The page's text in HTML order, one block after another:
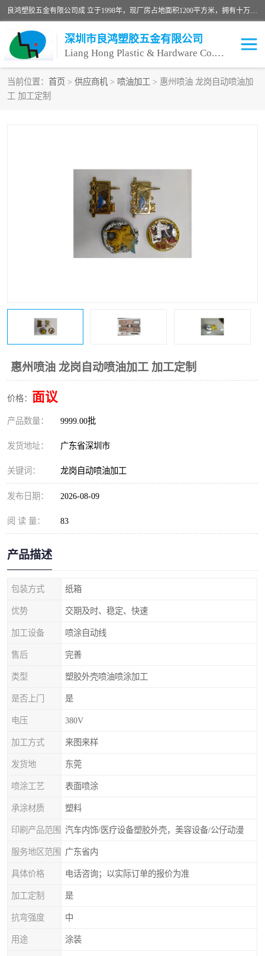
良鸿塑胶五金有限公司成 立于1998年，现厂房占地面积1200平方米，拥有十万级无尘车间，自动喷涂线1条，手动喷涂线2条，丝印移印滚印烫印拉线1条，本公司自建厂以来一直 以“顾客、品质、服务三个第一”为原则，从来货到处理、喷漆、烘烤、品检、包装等每一道工序都严格把持质量关，竭诚为广大朋友、客户服务。现如今已深得广 大客户信赖。
深圳市良鸿塑胶五金有限公司
Liang Hong Plastic & Hardware Co. Ltd
当前位置： 首页 > 供应商机 > 喷油加工 > 惠州喷油 龙岗自动喷油加
工 加工定制
惠州喷油 龙岗自动喷油加工 加工定制
价格： 面议
产品数量： 9999.00批
发货地址： 广东省深圳市
关键词： 龙岗自动喷油加工
发布日期： 2026-08-09
阅 读 量： 83
产品描述
包装方式 纸箱
优势 交期及时、稳定、快速
加工设备 喷涂自动线
售后 完善
类型 塑胶外壳喷油喷涂加工
是否上门 是
电压 380V
加工方式 来图来样
发货地 东莞
喷涂工艺 表面喷涂
承涂材质 塑料
印刷产品范围 汽车内饰/医疗设备塑胶外壳，美容设备/公仔动漫
服务地区范围 广东省内
具体价格 电话咨询；以实际订单的报价为准
加工定制 是
抗弯强度 中
用途 涂装
喷油加工